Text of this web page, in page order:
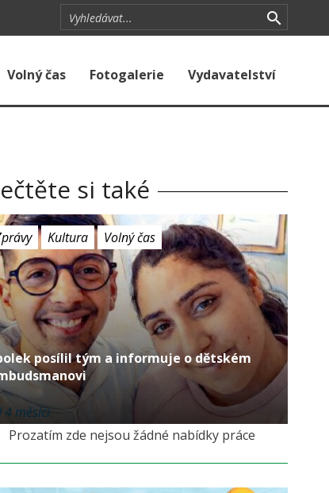
Volný čas Fotogalerie Vydavatelství
si také
Kultura Volný čas
posílil tým a informuje o dětském
4 měsíci
Prozatím zde nejsou žádné nabídky práce